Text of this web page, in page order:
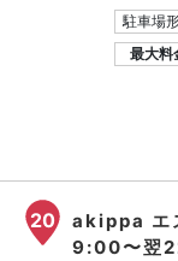
駐車場
最大料
20
akippa エ
9:00〜翌